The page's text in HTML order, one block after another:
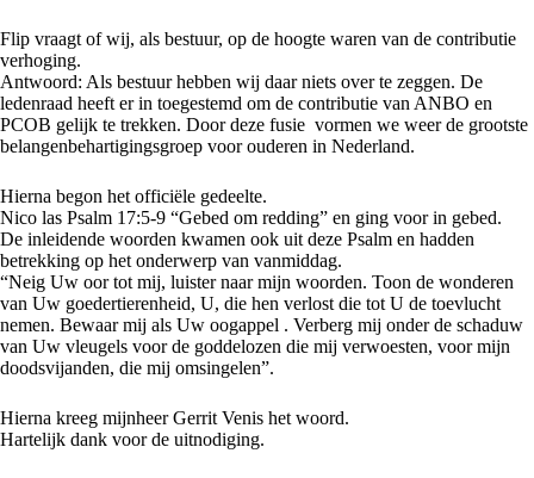
Flip vraagt of wij, als bestuur, op de hoogte waren van de contributie
verhoging.
Antwoord: Als bestuur hebben wij daar niets over te zeggen. De
ledenraad heeft er in toegestemd om de contributie van ANBO en
PCOB gelijk te trekken. Door deze fusie vormen we weer de grootste
belangenbehartigingsgroep voor ouderen in Nederland.
Hierna begon het officiële gedeelte.
Nico las Psalm 17:5-9 “Gebed om redding” en ging voor in gebed.
De inleidende woorden kwamen ook uit deze Psalm en hadden
betrekking op het onderwerp van vanmiddag.
“Neig Uw oor tot mij, luister naar mijn woorden. Toon de wonderen
van Uw goedertierenheid, U, die hen verlost die tot U de toevlucht
nemen. Bewaar mij als Uw oogappel . Verberg mij onder de schaduw
van Uw vleugels voor de goddelozen die mij verwoesten, voor mijn
doodsvijanden, die mij omsingelen”.
Hierna kreeg mijnheer Gerrit Venis het woord.
Hartelijk dank voor de uitnodiging.